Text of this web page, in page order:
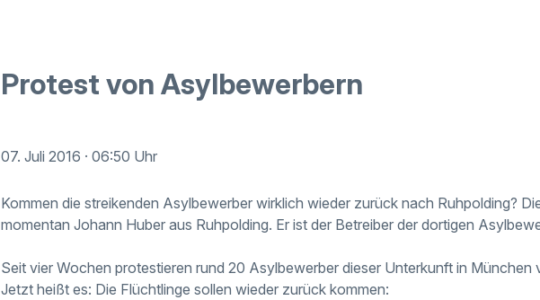
Protest von Asylbewerbern
07. Juli 2016 · 06:50 Uhr
Kommen die streikenden Asylbewerber wirklich wieder zurück nach Ruhpolding?
momentan Johann Huber aus Ruhpolding. Er ist der Betreiber der dortigen
Seit vier Wochen protestieren rund 20 Asylbewerber dieser Unterkunft in München
Jetzt heißt es: Die Flüchtlinge sollen wieder zurück kommen: